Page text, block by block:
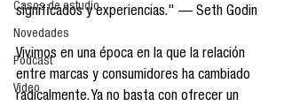
Casos de estudio
Novedades
Podcast
Video
significados y experiencias." — Seth Godin
Vivimos en una época en la que la relación
entre marcas y consumidores ha cambiado
radicalmente. Ya no basta con ofrecer un